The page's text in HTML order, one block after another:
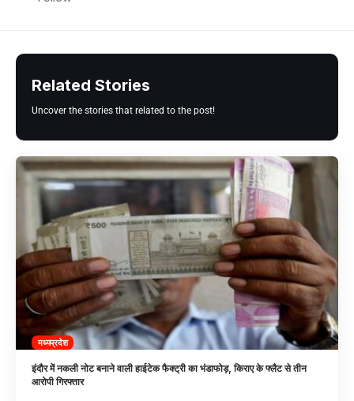
Related Stories
Uncover the stories that related to the post!
मध्यप्रदेश
इंदौर में नकली नोट बनाने वाली हाईटेक फैक्ट्री का भंडाफोड़, किराए के फ्लैट से तीन
आरोपी गिरफ्तार